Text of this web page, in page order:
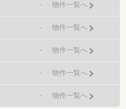
- 物件一覧へ
- 物件一覧へ
- 物件一覧へ
- 物件一覧へ
- 物件一覧へ